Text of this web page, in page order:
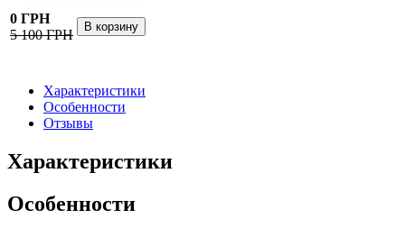
0 ГРН
5 100 ГРН
Характеристики
Особенности
Отзывы
Характеристики
Особенности